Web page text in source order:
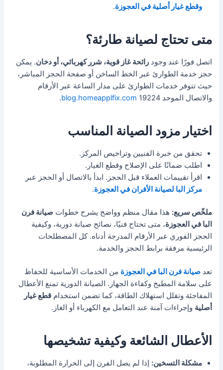
وقطع غيار أصلية في العجوزة.
متى تحتاج لصيانة طارئة؟
اتصل فورًا عند وجودرائحة غاز قوية، شرر كهربائي، أو دخان. يمكن
حجز خدمة الطوارئ عبر الخط الساخن أو صفحة الحجز المباشر،
حيث تتوفر خدمات الطوارئ على مدار الساعة عبر الأرقام
والاتصال الموحد 19224
blog.homeapplfix.com
.
اختيار مزود الصيانة المناسب
تحقق من خبرة الفنيين وتراخيص المركز.
اطلب ضمانًا على الإصلاح وقطع الغيار.
اقرأ تقييمات العملاء قبل الحجز. ابدأ بالاتصال أو الحجز عبر
مركز البا لصيانة الأفران في العجوزة.
ملخّص سريع: هذا مقال منظم وواضح يشرح خطواتصيانة فرن
البا في العجوزة، متى تحتاج فنيًا، نصائح صيانة دورية، وكيفية
الحجز الفوري عبر الأرقام المدرجة أدناه. كل المصطلحات
الرئيسية مرفقة برابط الحجز والخدمة.
تعدصيانة فرن البا في العجوزة من الخدمات الأساسية للحفاظ
على سلامة المطبخ وكفاءة الجهاز. الصيانة الدورية تمنع الأعطال
المفاجئة وتقلل استهلاك الطاقة، كما تضمن استخدامقطع غيار
أصلية وإجراءات آمنة عند التعامل مع الكهرباء أو الغاز.
الأعطال الشائعة وكيفية تشخيصها
مشكلة التسخين: إذا لم يصل الفرن إلى الحرارة المطلوبة،